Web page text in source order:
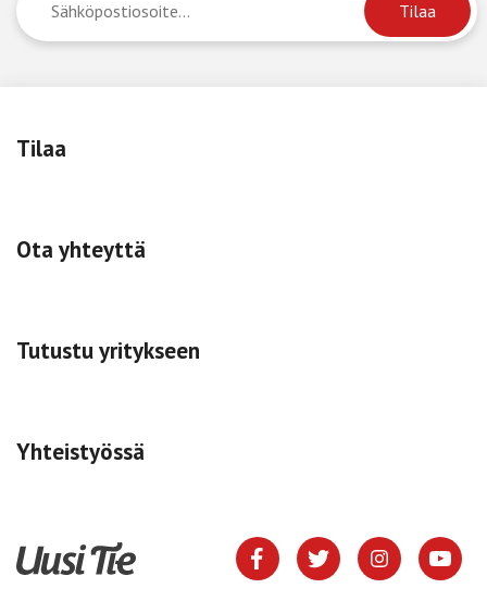
Tilaa
Ota yhteyttä
Tutustu yritykseen
Yhteistyössä